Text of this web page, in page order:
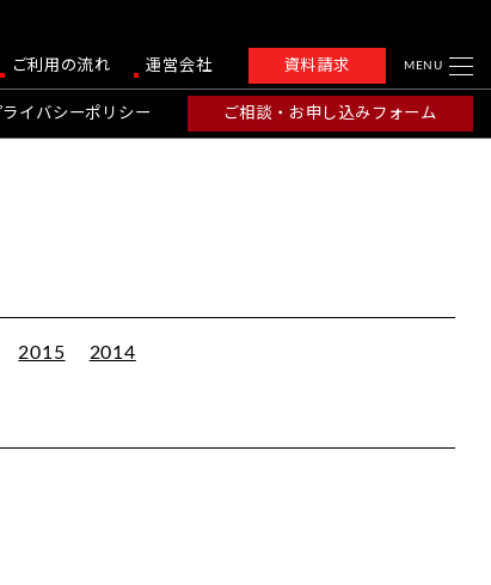
ご利用の流れ 運営会社 資料請求 MENU
ライバシーポリシー ご相談・お申し込みフォーム
2015 2014